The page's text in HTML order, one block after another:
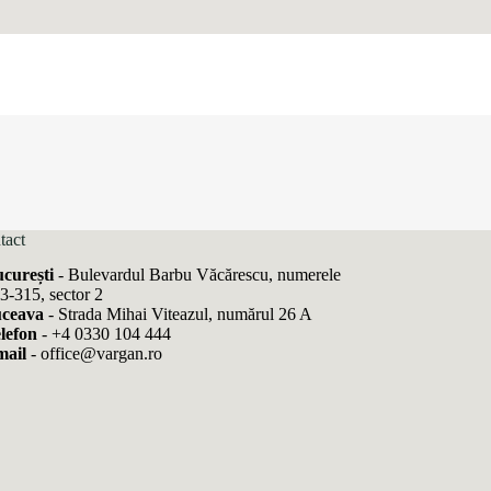
- Bulevardul Barbu Văcărescu, numerele
315, sector 2
- Strada Mihai Viteazul, numărul 26 A
- +4 0330 104 444
- office@vargan.ro